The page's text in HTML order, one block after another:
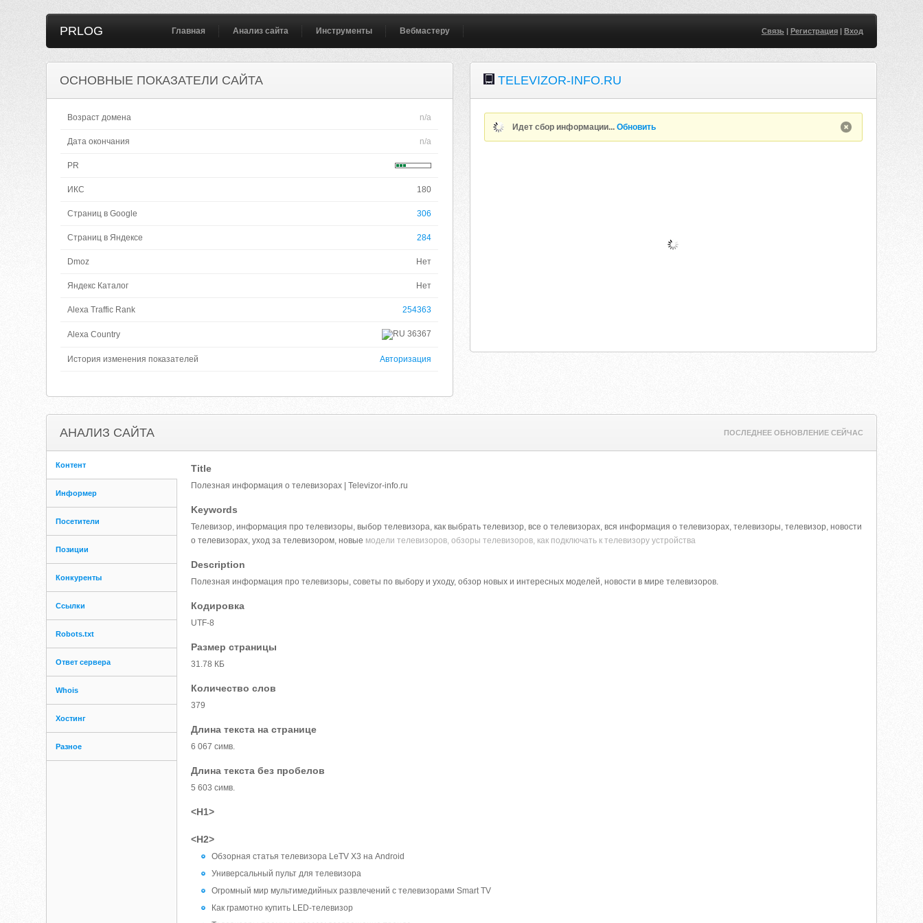
PRLOG Главная Анализ сайта Инструменты Вебмастеру Связь| Регистрация| Вход
ОСНОВНЫЕ ПОКАЗАТЕЛИ САЙТА
Возраст домена n/a
Дата окончания n/a
PR
ИКС 180
Страниц в Google 306
Страниц в Яндексе 284
Dmoz Нет
Яндекс Каталог Нет
Alexa Traffic Rank 254363
Alexa Country 36367
История изменения показателей Авторизация
TELEVIZOR-INFO.RU
Идет сбор информации...Обновить
АНАЛИЗ САЙТА ПОСЛЕДНЕЕ ОБНОВЛЕНИЕ СЕЙЧАС
Контент
Информер
Посетители
Позиции
Конкуренты
Ссылки
Robots.txt
Ответ сервера
Whois
Хостинг
Разное
Title
Полезная информация о телевизорах | Televizor-info.ru
Keywords
Телевизор, информация про телевизоры, выбор телевизора, как выбрать телевизор, все о телевизорах, вся информация о телевизорах, телевизоры, телевизор, новости
о телевизорах, уход за телевизором, новые модели телевизоров, обзоры телевизоров, как подключать к телевизору устройства
Description
Полезная информация про телевизоры, советы по выбору и уходу, обзор новых и интересных моделей, новости в мире телевизоров.
Кодировка
UTF-8
Размер страницы
31.78 КБ
Количество слов
379
Длина текста на странице
6 067 симв.
Длина текста без пробелов
5 603 симв.
<H1>
<H2>
Обзорная статья телевизора LeTV X3 на Android
Универсальный пульт для телевизора
Огромный мир мультимедийных развлечений с телевизорами Smart TV
Как грамотно купить LED-телевизор